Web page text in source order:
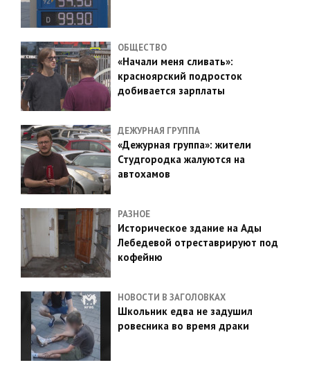
ОБЩЕСТВО
«Начали меня сливать»:
красноярский подросток
добивается зарплаты
ДЕЖУРНАЯ ГРУППА
«Дежурная группа»: жители
Студгородка жалуются на
автохамов
РАЗНОЕ
Историческое здание на Ады
Лебедевой отреставрируют под
кофейню
НОВОСТИ В ЗАГОЛОВКАХ
Школьник едва не задушил
ровесника во время драки